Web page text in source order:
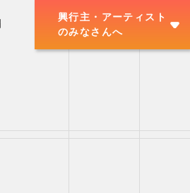
興行主・アーティスト
のみなさんへ